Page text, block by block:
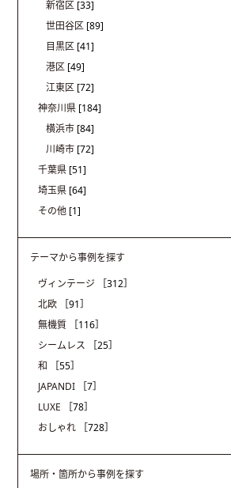
新宿区 [33]
世田谷区 [89]
目黒区 [41]
港区 [49]
江東区 [72]
神奈川県 [184]
横浜市 [84]
川崎市 [72]
千葉県 [51]
埼玉県 [64]
その他 [1]
テーマから事例を探す
ヴィンテージ
［312］
北欧
［91］
無機質
［116］
シームレス
［25］
和
［55］
JAPANDI
［7］
LUXE
［78］
おしゃれ
［728］
場所・箇所から事例を探す